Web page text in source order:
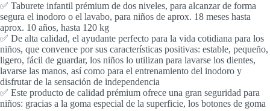
✅ Taburete infantil prémium de dos niveles, para alcanzar de forma
segura el inodoro o el lavabo, para niños de aprox. 18 meses hasta
aprox. 10 años, hasta 120 kg
✅ De alta calidad, el ayudante perfecto para la vida cotidiana para los
niños, que convence por sus características positivas: estable, pequeño,
ligero, fácil de guardar, los niños lo utilizan para lavarse los dientes,
lavarse las manos, así como para el entrenamiento del inodoro y
disfrutar de la sensación de independencia
✅ Este producto de calidad prémium ofrece una gran seguridad para
niños: gracias a la goma especial de la superficie, los botones de goma